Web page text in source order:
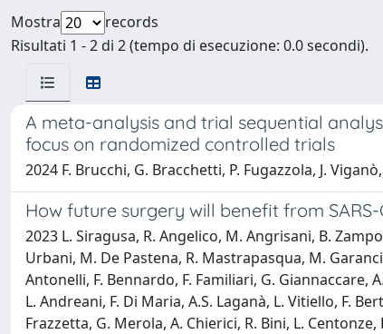
Mostra
records
Risultati 1 - 2 di 2 (tempo di esecuzione: 0.0 secondi).
A meta-analysis and trial sequential
focus on randomized controlled trials
2024 F. Brucchi, G. Bracchetti, P. Fugazzola, J.
How future surgery will benefit from
2023 L. Siragusa, R. Angelico, M. Angrisani, B.
Urbani, M. De Pastena, R. Mastrapasqua, M.
Antonelli, F. Bennardo, F. Familiari, G. Giannaccare,
L. Andreani, F. Di Maria, A.S. Laganà, L. Vitiello, F.
Frazzetta, G. Merola, A. Chierici, R. Bini, L.